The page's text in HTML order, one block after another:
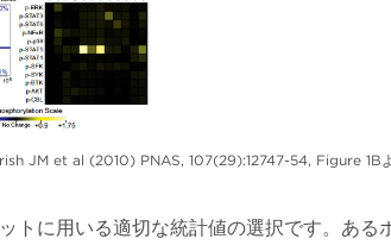
JM et al (2010) PNAS, 107(29):12747-54, Figure 1Bよ
トに用いる適切な統計値の選択です。あ